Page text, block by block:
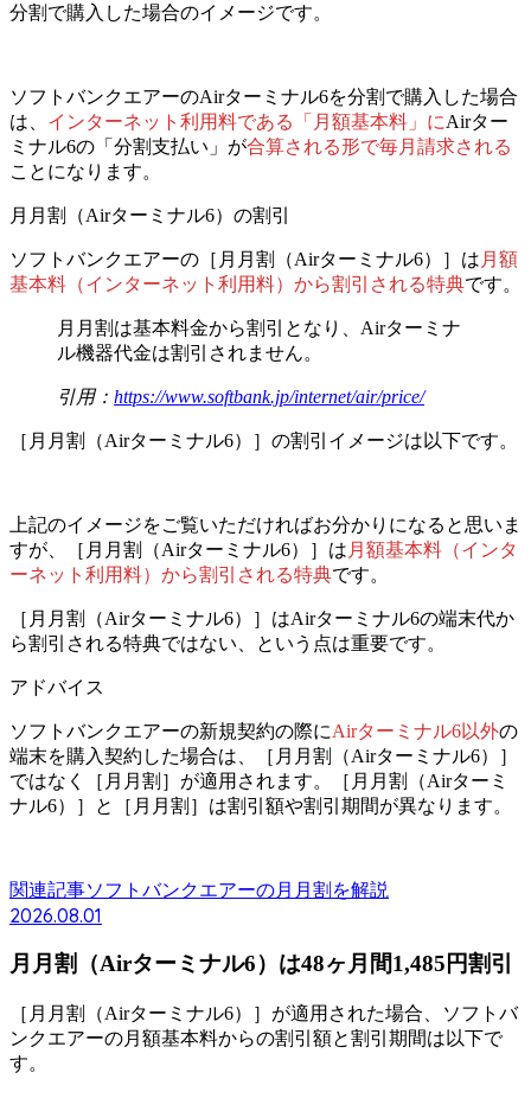
分割で購入した場合のイメージです。
ソフトバンクエアーのAirターミナル6を分割で購入した場合
は、 インターネット利用料である「月額基本料」にAirター
ミナル6の「分割支払い」が合算される形で毎月請求される
ことになります。
月月割（Airターミナル6）の割引
ソフトバンクエアーの［月月割（Airターミナル6）］は 月額
基本料（インターネット利用料）から割引される特典です。
月月割は基本料金から割引となり、Airターミナ
ル機器代金は割引されません。
引用： https://www.softbank.jp/internet/air/price/
［月月割（Airターミナル6）］の割引イメージは以下です。
上記のイメージをご覧いただければお分かりになると思いま
すが、
［月月割（Airターミナル6）］は 月額基本料（インタ
ーネット利用料）から割引される特典です。
［月月割（Airターミナル6）］はAirターミナル6の端末代か
ら割引される特典ではない、という点は重要です。
アドバイス
ソフトバンクエアーの新規契約の際にAirターミナル6以外の
端末を購入契約した場合は、
［月月割（Airターミナル6）］
ではなく
［月月割］が適用されます。
［月月割（Airターミ
ナル6）］と［月月割］は割引額や割引期間が異なります。
関連記事ソフトバンクエアーの月月割を解説
2026.08.01
月月割（Airターミナル6）は48ヶ月間1,485円割引
［月月割（Airターミナル6）］が適用された場合、ソフトバ
ンクエアーの月額基本料からの割引額と割引期間は以下で
す。